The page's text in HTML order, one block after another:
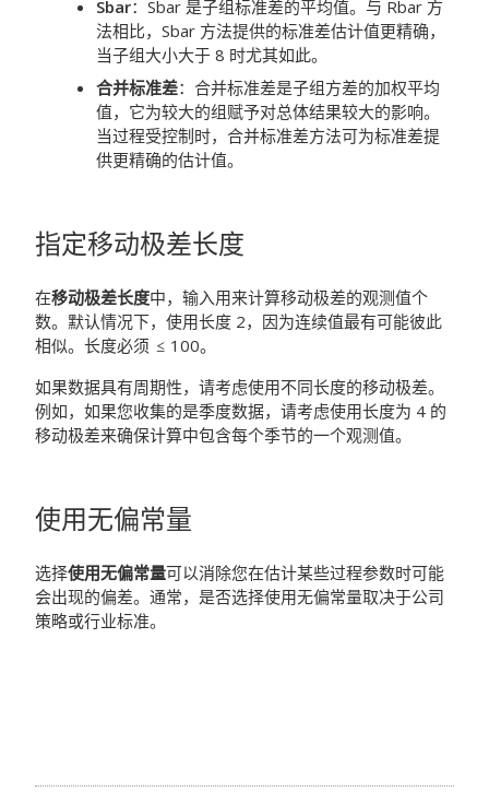
Sbar： Sbar 是子组标准差的平均值。与 Rbar 方
法相比，Sbar 方法提供的标准差估计值更精确，
当子组大小大于 8 时尤其如此。
合并标准差： 合并标准差是子组方差的加权平均
值，它为较大的组赋予对总体结果较大的影响。
当过程受控制时，合并标准差方法可为标准差提
供更精确的估计值。
指定移动极差长度
在移动极差长度中，输入用来计算移动极差的观测值个
数。默认情况下，使用长度 2，因为连续值最有可能彼此
相似。长度必须
100。
如果数据具有周期性，请考虑使用不同长度的移动极差。
例如，如果您收集的是季度数据，请考虑使用长度为 4 的
移动极差来确保计算中包含每个季节的一个观测值。
使用无偏常量
选择使用无偏常量可以消除您在估计某些过程参数时可能
会出现的偏差。通常，是否选择使用无偏常量取决于公司
策略或行业标准。